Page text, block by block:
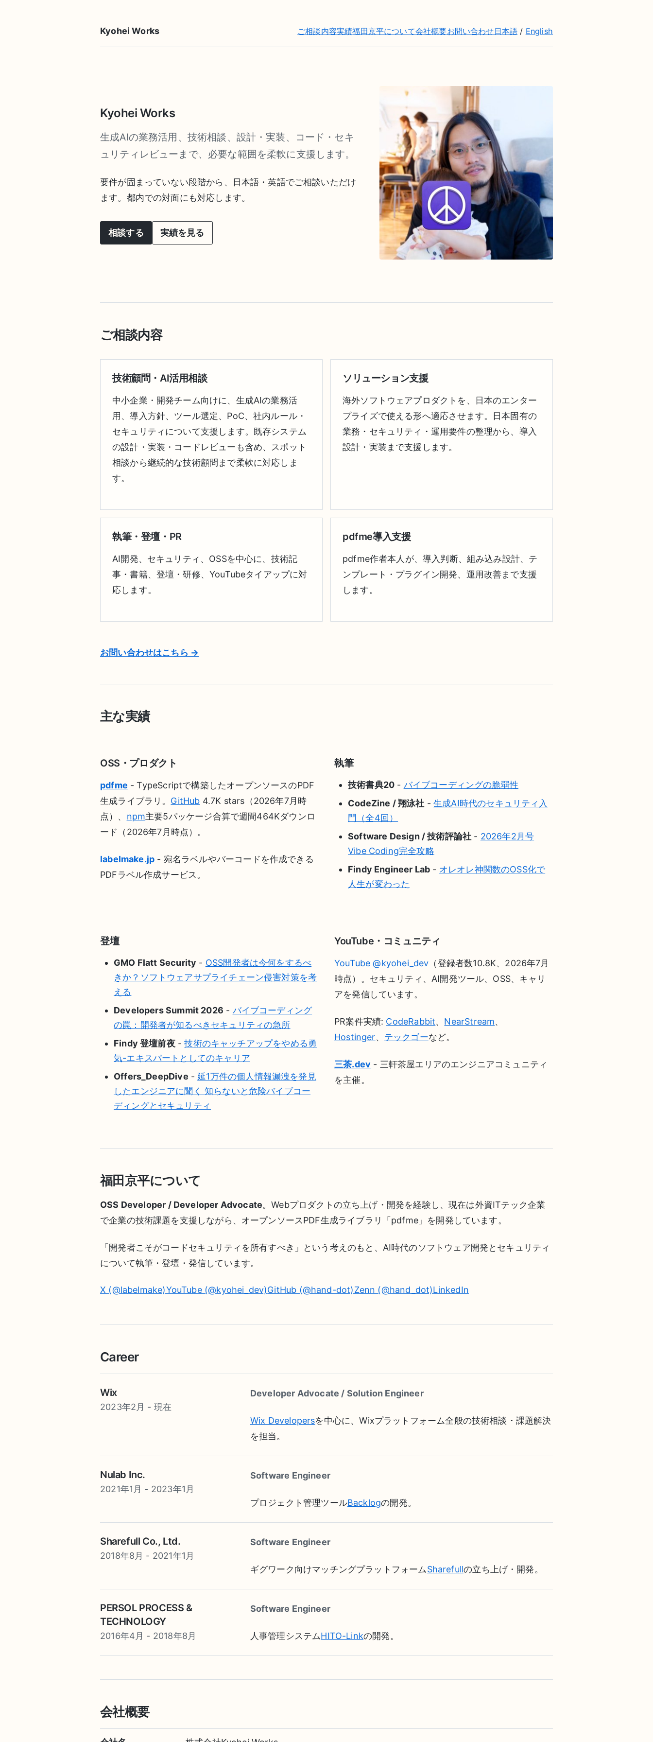
Kyohei Works ご相談内容実績福田京平について会社概要お問い合わせ日本語 / English
Kyohei Works
生成AIの業務活用、技術相談、設計・実装、コード・セキ
ュリティレビューまで、必要な範囲を柔軟に支援します。
要件が固まっていない段階から、日本語・英語でご相談いただけ
ます。都内での対面にも対応します。
相談する 実績を見る
ご相談内容
技術顧問・AI活用相談
中小企業・開発チーム向けに、生成AIの業務活
用、導入方針、ツール選定、PoC、社内ルール・
セキュリティについて支援します。既存システム
の設計・実装・コードレビューも含め、スポット
相談から継続的な技術顧問まで柔軟に対応しま
す。
ソリューション支援
海外ソフトウェアプロダクトを、日本のエンター
プライズで使える形へ適応させます。日本固有の
業務・セキュリティ・運用要件の整理から、導入
設計・実装まで支援します。
執筆・登壇・PR
AI開発、セキュリティ、OSSを中心に、技術記
事・書籍、登壇・研修、YouTubeタイアップに対
応します。
pdfme導入支援
pdfme作者本人が、導入判断、組み込み設計、テ
ンプレート・プラグイン開発、運用改善まで支援
します。
お問い合わせはこちら →
主な実績
OSS・プロダクト
pdfme - TypeScriptで構築したオープンソースのPDF
生成ライブラリ。 GitHub 4.7K stars（2026年7月時
点）、 npm主要5パッケージ合算で週間464Kダウンロ
ード（2026年7月時点）。
labelmake.jp - 宛名ラベルやバーコードを作成できる
PDFラベル作成サービス。
執筆
技術書典20 - バイブコーディングの脆弱性
CodeZine / 翔泳社 -生成AI時代のセキュリティ入
門（全4回）
Software Design / 技術評論社 - 2026年2月号
Vibe Coding完全攻略
Findy Engineer Lab - オレオレ神関数のOSS化で
人生が変わった
登壇
GMO Flatt Security - OSS開発者は今何をするべ
きか？ソフトウェアサプライチェーン侵害対策を考
える
Developers Summit 2026 - バイブコーディング
の罠：開発者が知るべきセキュリティの急所
Findy 登壇前夜-技術のキャッチアップをやめる勇
気-エキスパートとしてのキャリア
Offers_DeepDive -延1万件の個人情報漏洩を発見
したエンジニアに聞く 知らないと危険バイブコー
ディングとセキュリティ
YouTube・コミュニティ
YouTube @kyohei_dev （登録者数10.8K、2026年7月
時点）。セキュリティ、AI開発ツール、OSS、キャリ
アを発信しています。
PR案件実績: CodeRabbit、 NearStream、
Hostinger、 テックゴーなど。
三茶.dev - 三軒茶屋エリアのエンジニアコミュニティ
を主催。
福田京平について
OSS Developer / Developer Advocate。Webプロダクトの立ち上げ・開発を経験し、現在は外資ITテック企業
で企業の技術課題を支援しながら、オープンソースPDF生成ライブラリ「pdfme」を開発しています。
「開発者こそがコードセキュリティを所有すべき」という考えのもと、AI時代のソフトウェア開発とセキュリティ
について執筆・登壇・発信しています。
X (@labelmake)YouTube (@kyohei_dev)GitHub (@hand-dot)Zenn (@hand_dot)LinkedIn
Career
Wix
2023年2月 - 現在
Developer Advocate / Solution Engineer
Wix Developersを中心に、Wixプラットフォーム全般の技術相談・課題解決
を担当。
Nulab Inc.
2021年1月 - 2023年1月
Software Engineer
プロジェクト管理ツールBacklogの開発。
Sharefull Co., Ltd.
2018年8月 - 2021年1月
Software Engineer
ギグワーク向けマッチングプラットフォームSharefullの立ち上げ・開発。
PERSOL PROCESS &
TECHNOLOGY
2016年4月 - 2018年8月
Software Engineer
人事管理システムHITO-Linkの開発。
会社概要